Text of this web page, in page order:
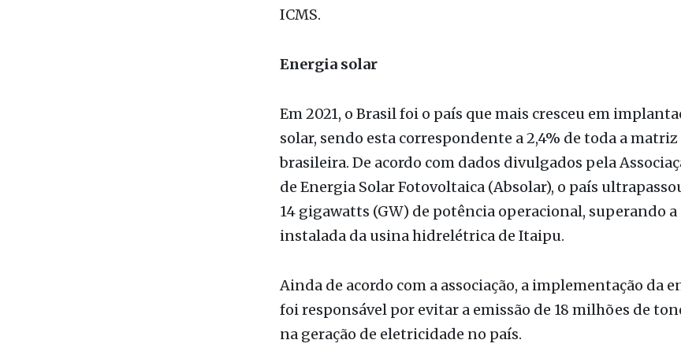
Em 2021, o Brasil foi o país que mais cresceu em
brasileira. De acordo com dados divulgados pela
14 gigawatts (GW) de potência operacional, superando
instalada da usina hidrelétrica de Itaipu.
Ainda de acordo com a associação, a implementação da
foi responsável por evitar a emissão de 18 milhões de
na geração de eletricidade no país.
Alesp Preserva
Lançado em 2021, o Alesp Preserva é o programa de